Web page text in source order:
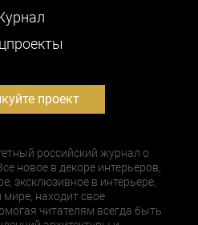
проект
российский журнал о
новое в декоре интерьеров,
эксклюзивное в интерьере,
мире, находит свое
читателям всегда быть